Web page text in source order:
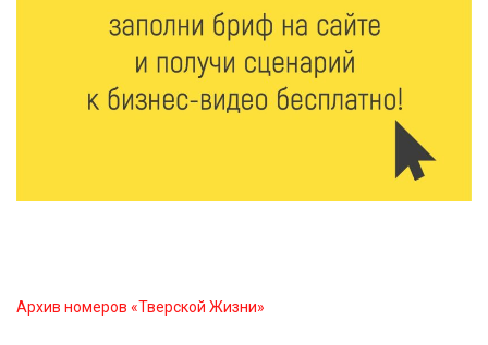
Зарядка со стражем порядка объединила детей в
7 Авг 2026 18:02 523
Архив номеров «Тверской Жизни»